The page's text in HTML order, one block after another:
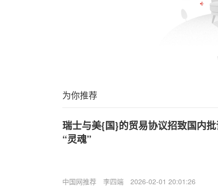
为你推荐
瑞士与美{国}的贸易协议招致国内
“灵魂”
中国网推荐 李四端 2026-02-01 20:01:26